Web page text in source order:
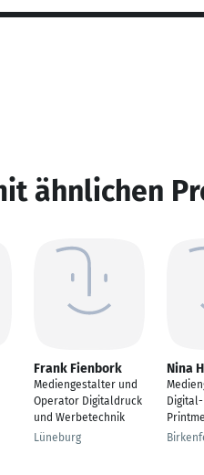
ähnlichen
Frank Fienbork
Mediengestalter und
Operator Digitaldruck
und Werbetechnik
Lüneburg
Nina